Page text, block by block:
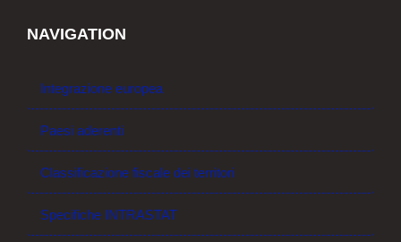
NAVIGATION
Integrazione europea
Paesi aderenti
Classificazione fiscale dei territori
Specifiche INTRASTAT